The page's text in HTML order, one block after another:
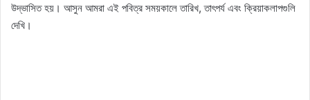
উদ্ভাসিত হয়। আসুন আমরা এই পবিত্র সময়কালে তারিখ, তাৎপর্য এবং ক্রিয়াকলাপগুলি
দেখি।